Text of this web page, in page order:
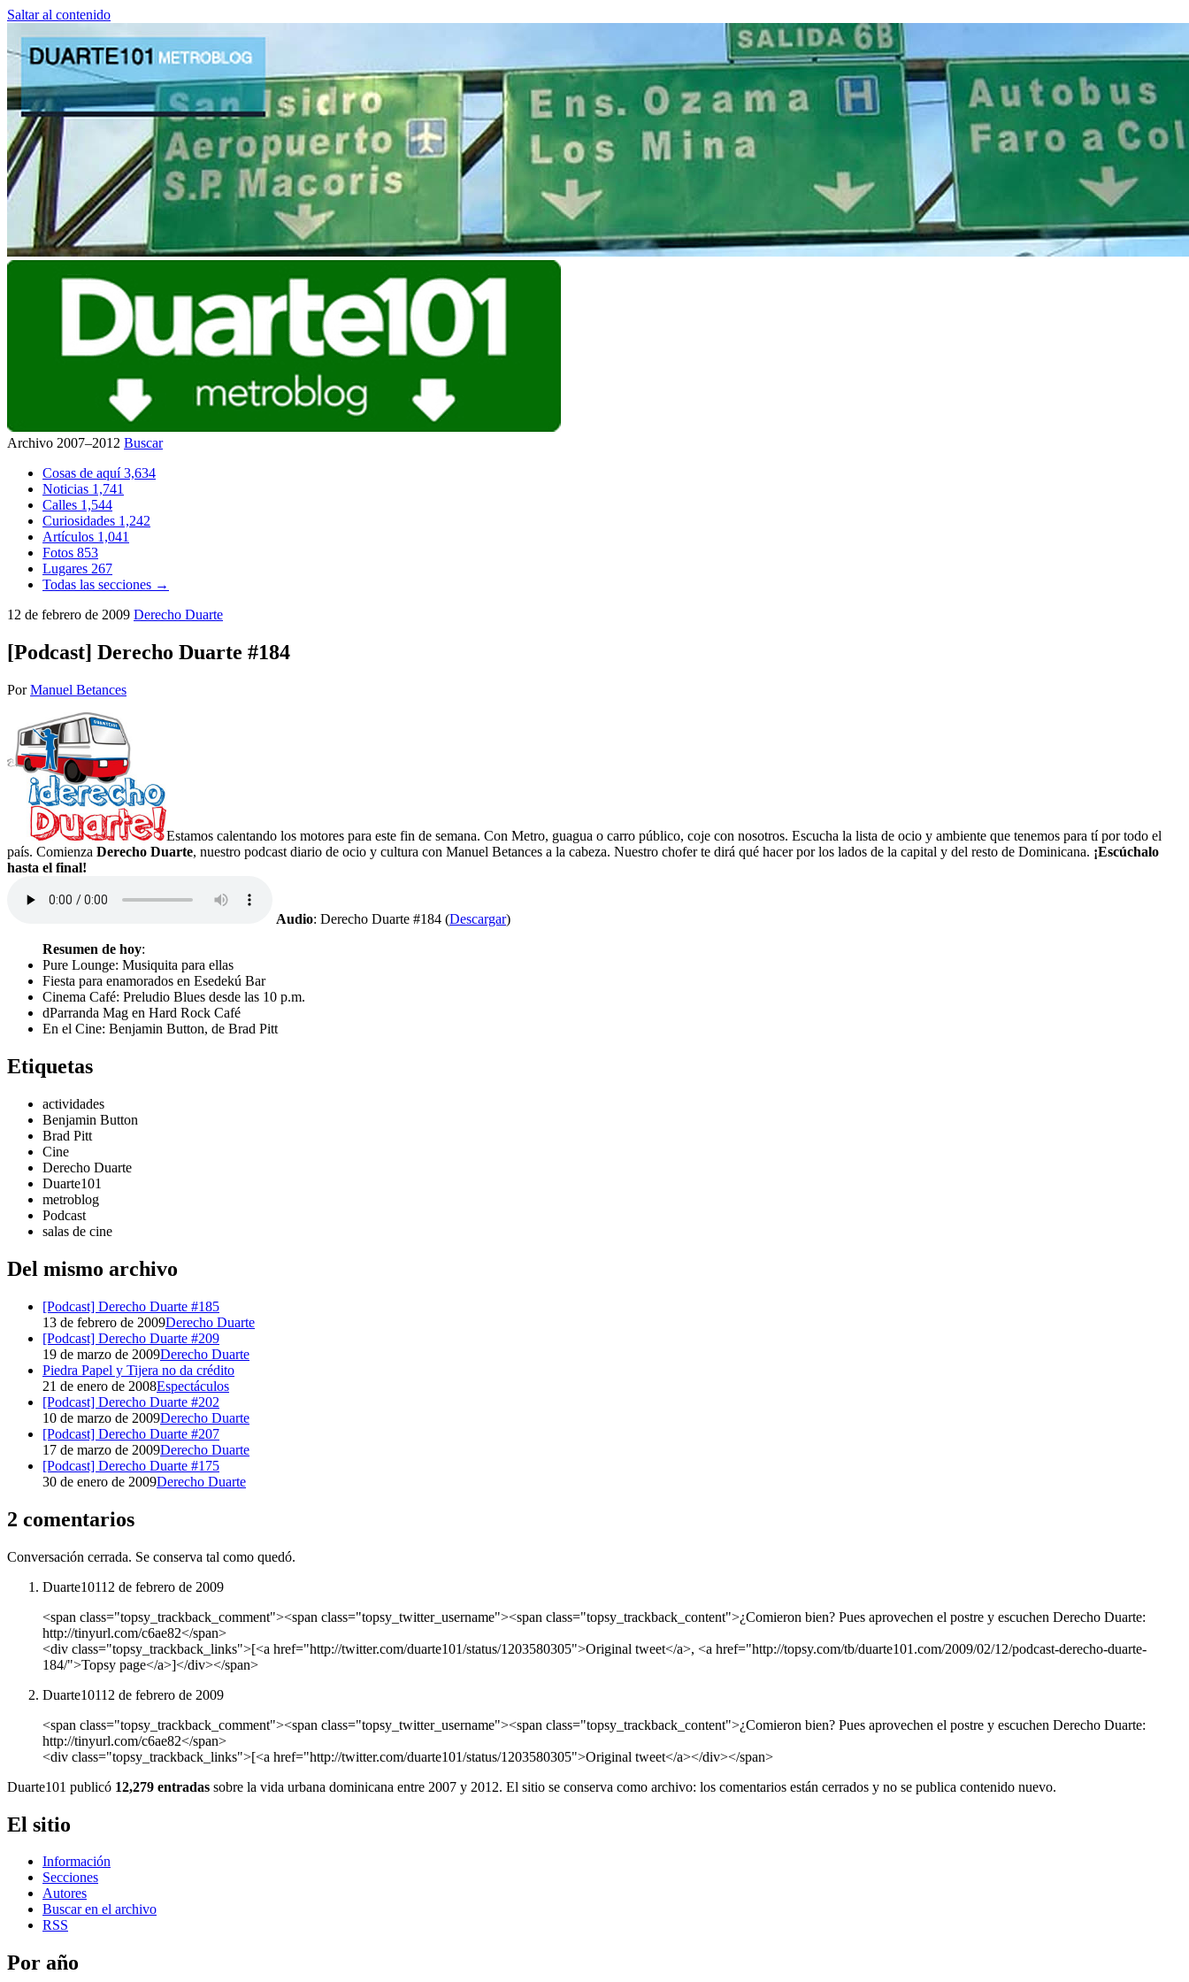
Saltar al contenido
Archivo 2007–2012 Buscar
Cosas de aquí3,634
Noticias 1,741
Calles 1,544
Curiosidades 1,242
Artículos 1,041
Fotos 853
Lugares 267
Todas las secciones →
12 de febrero de 2009 Derecho Duarte
[Podcast] Derecho Duarte #184
PorManuel Betances
Estamos calentando los motores para este fin de semana. Con Metro, guagua o carro público, coje con nosotros. Escucha la lista de ocio y ambiente que tenemos para tí por todo el
país. Comienza Derecho Duarte, nuestro podcast diario de ocio y cultura con Manuel Betances a la cabeza. Nuestro chofer te dirá qué hacer por los lados de la capital y del resto de Dominicana. ¡Escúchalo
hasta el final!
Audio: Derecho Duarte #184 (Descargar)
Resumen de hoy:
Pure Lounge: Musiquita para ellas
Fiesta para enamorados en Esedekú Bar
Cinema Café: Preludio Blues desde las 10 p.m.
dParranda Mag en Hard Rock Café
En el Cine: Benjamin Button, de Brad Pitt
Etiquetas
actividades
Benjamin Button
Brad Pitt
Cine
Derecho Duarte
Duarte101
metroblog
Podcast
salas de cine
Del mismo archivo
[Podcast] Derecho Duarte #185
13 de febrero de 2009Derecho Duarte
[Podcast] Derecho Duarte #209
19 de marzo de 2009Derecho Duarte
Piedra Papel y Tijera no da crédito
21 de enero de 2008Espectáculos
[Podcast] Derecho Duarte #202
10 de marzo de 2009Derecho Duarte
[Podcast] Derecho Duarte #207
17 de marzo de 2009Derecho Duarte
[Podcast] Derecho Duarte #175
30 de enero de 2009Derecho Duarte
2 comentarios
Conversación cerrada. Se conserva tal como quedó.
Duarte10112 de febrero de 2009
<span class="topsy_trackback_comment"><span class="topsy_twitter_username"><span class="topsy_trackback_content">¿Comieron bien? Pues aprovechen el postre y escuchen Derecho Duarte:
http://tinyurl.com/c6ae82</span>
<div class="topsy_trackback_links">[<a href="http://twitter.com/duarte101/status/1203580305">Original tweet</a>, <a href="http://topsy.com/tb/duarte101.com/2009/02/12/podcast-derecho-duarte-
184/">Topsy page</a>]</div></span>
Duarte10112 de febrero de 2009
<span class="topsy_trackback_comment"><span class="topsy_twitter_username"><span class="topsy_trackback_content">¿Comieron bien? Pues aprovechen el postre y escuchen Derecho Duarte:
http://tinyurl.com/c6ae82</span>
<div class="topsy_trackback_links">[<a href="http://twitter.com/duarte101/status/1203580305">Original tweet</a></div></span>
Duarte101 publicó 12,279 entradas sobre la vida urbana dominicana entre 2007 y 2012. El sitio se conserva como archivo: los comentarios están cerrados y no se publica contenido nuevo.
El sitio
Información
Secciones
Autores
Buscar en el archivo
RSS
Por año